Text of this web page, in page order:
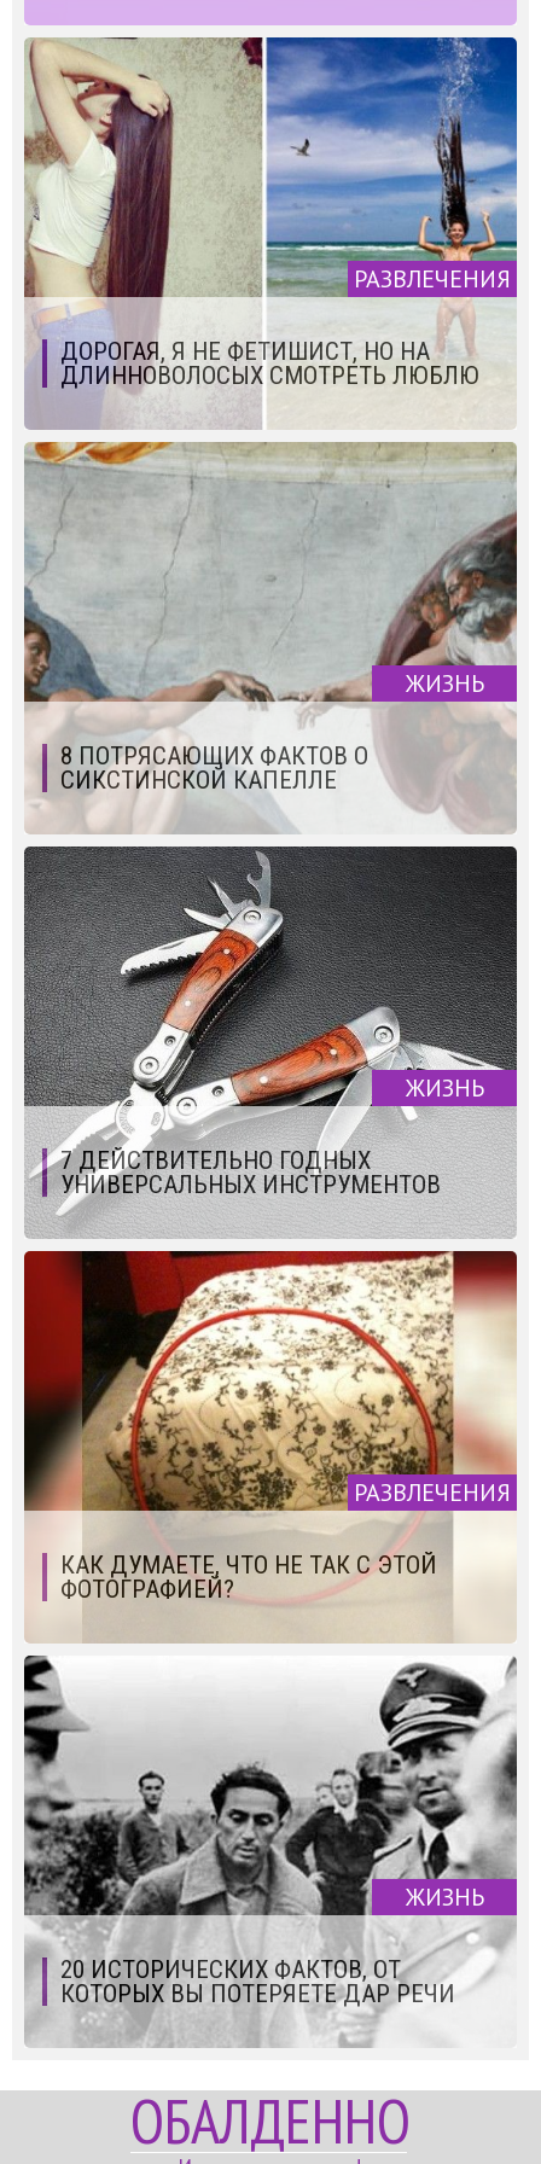
РАЗВЛЕЧЕНИЯ
ДОРОГАЯ, Я НЕ ФЕТИШИСТ, НО НА
ДЛИННОВОЛОСЫХ СМОТРЕТЬ ЛЮБЛЮ
ЖИЗНЬ
8 ПОТРЯСАЮЩИХ ФАКТОВ О
СИКСТИНСКОЙ КАПЕЛЛЕ
ЖИЗНЬ
7 ДЕЙСТВИТЕЛЬНО ГОДНЫХ
УНИВЕРСАЛЬНЫХ ИНСТРУМЕНТОВ
РАЗВЛЕЧЕНИЯ
КАК ДУМАЕТЕ, ЧТО НЕ ТАК С ЭТОЙ
ФОТОГРАФИЕЙ?
ЖИЗНЬ
20 ИСТОРИЧЕСКИХ ФАКТОВ, ОТ
КОТОРЫХ ВЫ ПОТЕРЯЕТЕ ДАР РЕЧИ
ОБАЛДЕННО